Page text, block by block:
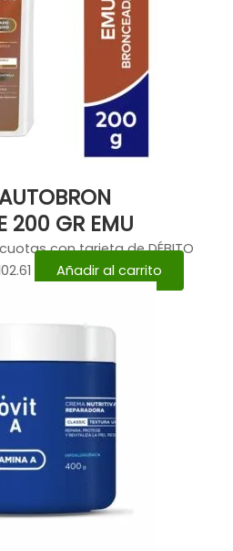
200 GR EMU
con tarjeta de DÉBITO
Añadir al carrito